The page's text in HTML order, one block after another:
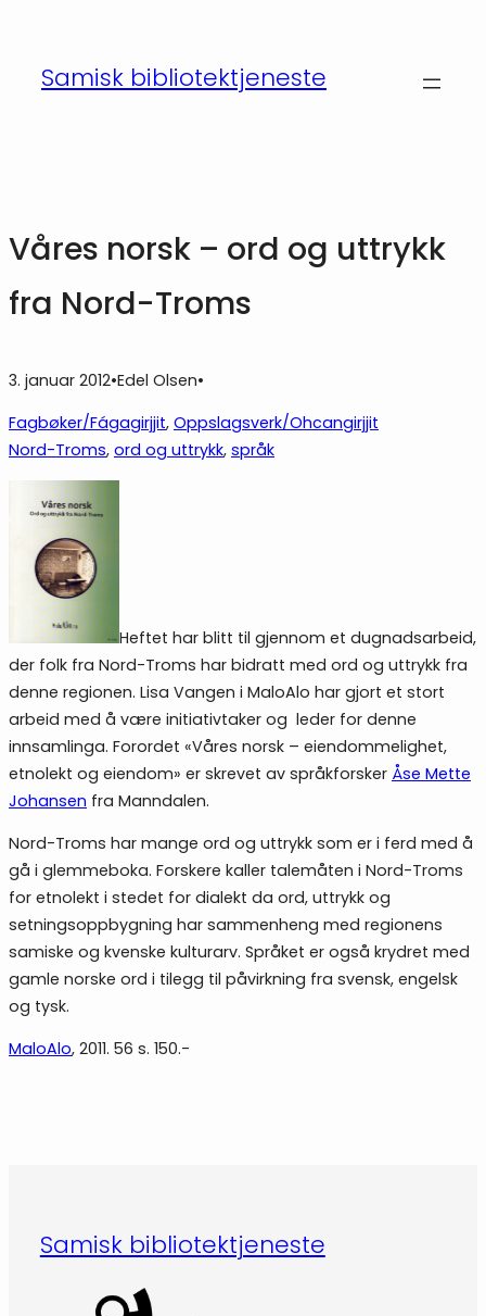
innholdSamisk bibliotektjeneste
Våres norsk – ord og uttrykk
fra Nord-Troms
3. januar 2012•Edel Olsen•
Fagbøker/Fágagirjjit, Oppslagsverk/Ohcangirjjit
Nord-Troms, ord og uttrykk, språk
Heftet har blitt til gjennom et dugnadsarbeid,
der folk fra Nord-Troms har bidratt med ord og uttrykk fra
denne regionen. Lisa Vangen i MaloAlo har gjort et stort
arbeid med å være initiativtaker og leder for denne
innsamlinga. Forordet «Våres norsk – eiendommelighet,
etnolekt og eiendom» er skrevet av språkforsker Åse Mette
Johansen fra Manndalen.
Nord-Troms har mange ord og uttrykk som er i ferd med å
gå i glemmeboka. Forskere kaller talemåten i Nord-Troms
for etnolekt i stedet for dialekt da ord, uttrykk og
setningsoppbygning har sammenheng med regionens
samiske og kvenske kulturarv. Språket er også krydret med
gamle norske ord i tilegg til påvirkning fra svensk, engelsk
og tysk.
MaloAlo, 2011. 56 s. 150.-
Samisk bibliotektjeneste